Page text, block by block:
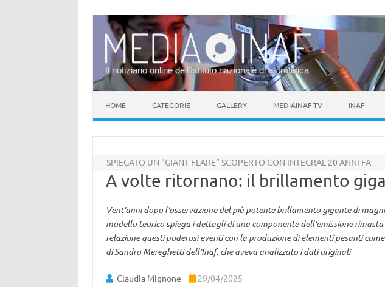
Il notiziario online dell’Istituto nazionale di astrofisica
HOME CATEGORIE GALLERY MEDIAINAF TV INAF
SPIEGATO UN “GIANT FLARE” SCOPERTO CON INTEGRAL 20 ANNI FA
A volte ritornano: il brillamento
Vent'anni dopo l'osservazione del più potente brillamento gigante di
modello teorico spiega i dettagli di una componente dell'emissione
relazione questi poderosi eventi con la produzione di elementi pesanti
di Sandro Mereghetti dell'Inaf, che aveva analizzato i dati originali
Claudia Mignone 29/04/2025